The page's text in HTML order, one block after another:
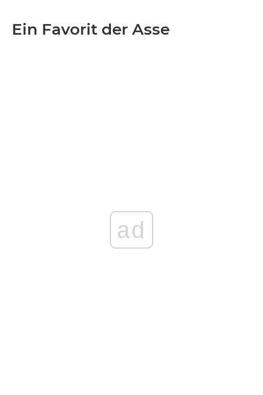
Ein Favorit der Asse
ad